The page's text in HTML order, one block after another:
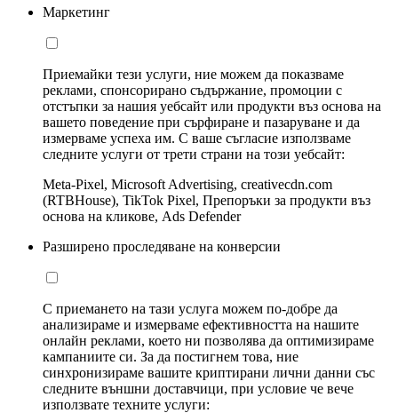
Маркетинг
Приемайки тези услуги, ние можем да показваме
реклами, спонсорирано съдържание, промоции с
отстъпки за нашия уебсайт или продукти въз основа на
вашето поведение при сърфиране и пазаруване и да
измерваме успеха им. С ваше съгласие използваме
следните услуги от трети страни на този уебсайт:
Meta-Pixel, Microsoft Advertising, creativecdn.com
(RTBHouse), TikTok Pixel, Препоръки за продукти въз
основа на кликове, Ads Defender
Разширено проследяване на конверсии
С приемането на тази услуга можем по-добре да
анализираме и измерваме ефективността на нашите
онлайн реклами, което ни позволява да оптимизираме
кампаниите си. За да постигнем това, ние
синхронизираме вашите криптирани лични данни със
следните външни доставчици, при условие че вече
използвате техните услуги: